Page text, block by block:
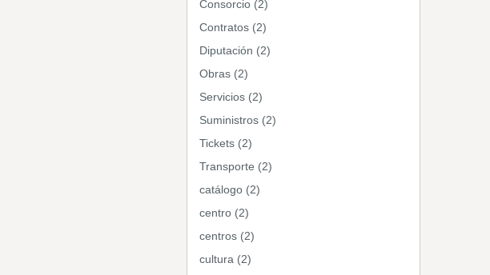
Consorcio (2)
Contratos (2)
Diputación (2)
Obras (2)
Servicios (2)
Suministros (2)
Tickets (2)
Transporte (2)
catálogo (2)
centro (2)
centros (2)
cultura (2)